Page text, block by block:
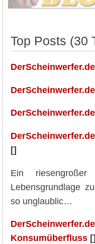
Top Posts (30
DerScheinwerfer.de
DerScheinwerfer.de
DerScheinwerfer.de
[]
Ein
Lebensgrundlage
so unglaublic…
Konsumüberfluss []